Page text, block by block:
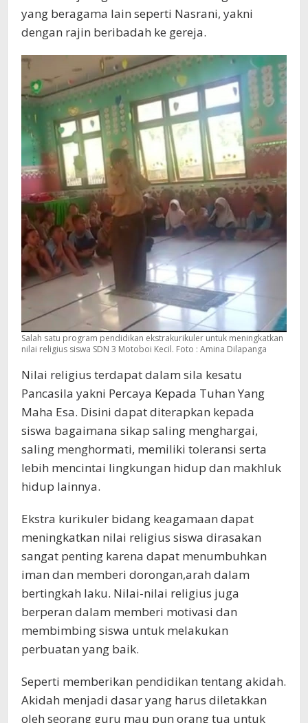
yang beragama lain seperti Nasrani, yakni
dengan rajin beribadah ke gereja.
Salah satu program pendidikan ekstrakurikuler untuk meningkatkan
nilai religius siswa SDN 3 Motoboi Kecil. Foto : Amina Dilapanga
Nilai religius terdapat dalam sila kesatu
Pancasila yakni Percaya Kepada Tuhan Yang
Maha Esa. Disini dapat diterapkan kepada
siswa bagaimana sikap saling menghargai,
saling menghormati, memiliki toleransi serta
lebih mencintai lingkungan hidup dan makhluk
hidup lainnya.
Ekstra kurikuler bidang keagamaan dapat
meningkatkan nilai religius siswa dirasakan
sangat penting karena dapat menumbuhkan
iman dan memberi dorongan,arah dalam
bertingkah laku. Nilai-nilai religius juga
berperan dalam memberi motivasi dan
membimbing siswa untuk melakukan
perbuatan yang baik.
Seperti memberikan pendidikan tentang akidah.
Akidah menjadi dasar yang harus diletakkan
oleh seorang guru mau pun orang tua untuk